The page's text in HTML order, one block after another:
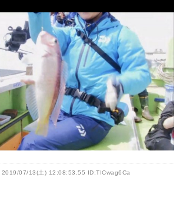
2019/07/13(土) 12:08:53.55 ID:TICwag6Ca